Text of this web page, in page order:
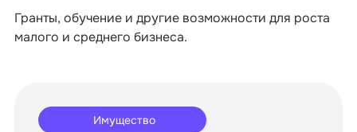
Гранты, обучение и другие возможности для роста
малого и среднего бизнеса.
Имущество